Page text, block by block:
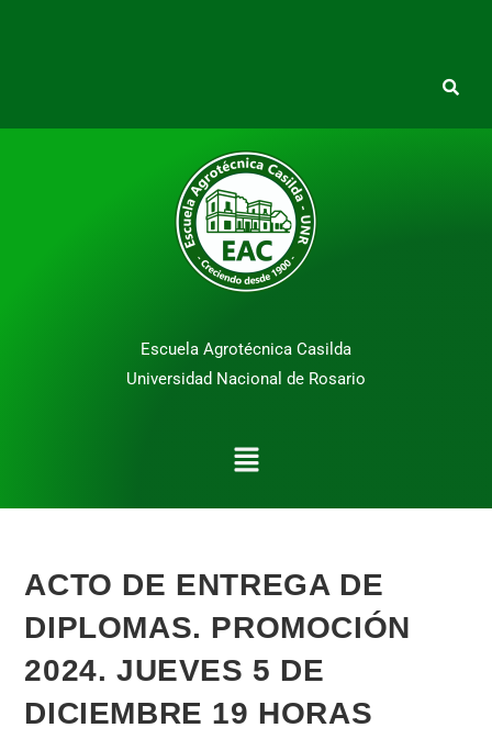
Escuela Agrotécnica Casilda
Universidad Nacional de Rosario
ACTO DE ENTREGA DE
DIPLOMAS. PROMOCIÓN
2024. JUEVES 5 DE
DICIEMBRE 19 HORAS